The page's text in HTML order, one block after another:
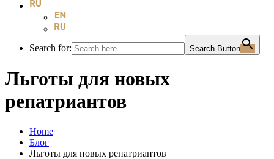
Search for: Search Button
Льготы для новых
репатриантов
Home
Блог
Льготы для новых репатриантов